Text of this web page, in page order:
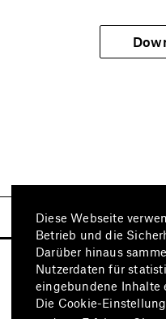
Diese Webseite
Betrieb und die
Darüber hinaus
Nutzerdaten für
eingebundene Inhalte
Die Cookie-